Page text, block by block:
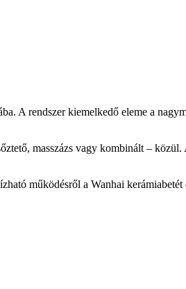
A rendszer kiemelkedő eleme a
masszázs vagy kombinált –
működésről a Wanhai